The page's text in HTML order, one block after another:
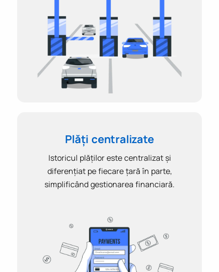
Plăți centralizate
Istoricul plăților este centralizat și
diferențiat pe fiecare țară în parte,
simplificând gestionarea financiară.